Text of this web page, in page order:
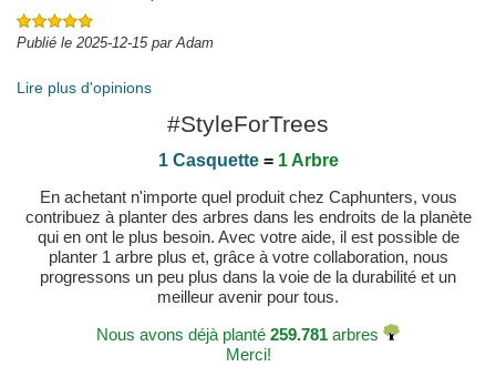
Publié le 2025-12-15 par Adam
Lire plus d'opinions
#StyleForTrees
1 Casquette= 1 Arbre
En achetant n'importe quel produit chez Caphunters, vous
contribuez à planter des arbres dans les endroits de la planète
qui en ont le plus besoin. Avec votre aide, il est possible de
planter 1 arbre plus et, grâce à votre collaboration, nous
progressons un peu plus dans la voie de la durabilité et un
meilleur avenir pour tous.
Nous avons déjà planté 259.781 arbres
Merci!